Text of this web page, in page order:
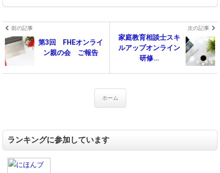
前の記事
第3回 FHEオンライ
ン親の会 ご報告
次の記事
家庭教育相談士スキ
ルアップオンライン
研修...
ホーム
ランキングに参加しています